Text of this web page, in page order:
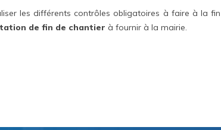
les différents contrôles obligatoires à faire à la fin
de fin de chantier à fournir à la mairie.